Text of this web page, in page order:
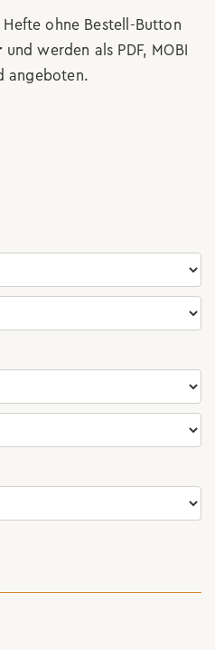
Hefte ohne Bestell-Button
und werden als PDF, MOBI
angeboten.